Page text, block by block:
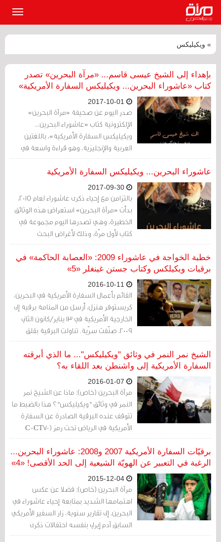
» ويكيليكس
بإهداء إلى الشيخ عيسى قاسم... «مرآة البحرين» تصدر
كتاب «عاشوراء البحرين... ويكيليكس السفارة الأمريكية»
صدر اليوم عن صحيفة «مرآة البحرين»
الإلكترونية كتاب «عاشوراء البحرين...
ويكيليكس السفارة الأمريكية»، باللغتين
العربية والإنجليزية، وهو قراءة واسعة في
محتوى البرقيات الدبلوماسية التي تبادلتها
سفارة واشنطن في المنامة مع الخارجية
الأمريكية عن إحياء ذكرى عاشوراء في البحرين.
عاشوراء البحرين... ويكيليكس السفارة الأمريكية
بالتزامن مع إحياء ذكرى عاشوراء لعام 2015،
بدأت «مرآة البحرين» استعراض هذه الوثائق
الخطيرة، وهي تصدرها اليوم مجموعة في
كتاب لأول مرّة، وذلك لأغراض البحث
والتقصّي، ولفهم وتحليل العمل الدبلوماسي
الأمريكي في هذا السياق، ورؤيتهم لهذه
المناسبة ومجرياتها المختلفة كل عام،
وتعاطي الحكومة البحرينية مع كل ذلك.
خطبة الخواجة في عاشوراء 2009: «العصابة الحاكمة» في
برقيات ويكيلكس وكتاب جستن غينغلر «5»
القائم بأعمال السفارة الأمريكية في البحرين،
كريستوفر هنزل، أرسل من المنامة برقية إلى
الخارجية الأمريكية في 13 يناير/كانون الثاني
2009، صنّفت سرّية. تناولت البرقية بقلق
شديد واحدة من أهم الخطب السياسية في
تاريخ عاشوراء البحرين.
الشيخ نمر النمر في وثائق "ويكيليكس"... ما الذي أبرقته
السفارة الأمريكية إلى واشنطن بعد اللقاء به؟
مرآة البحرين (خاص): ماذا عن الشيخ نمر
النمر في وثائق "ويكيليكس"؟ هذا بالضبط ما
تتوقف عنده البرقية الصادرة عن السفارة
الأمريكية في الرياض تحت رمز (C-CT7-
00989) والمؤرخة في 23 أغسطس/ آب 2008
والتي تتحدث عن لقاء جمع الشيخ النمر مع
شخص اكتفت البرقيّة بوضع اسمه الأوّل
"بولوف" في منطقة القطيف، شرقيّ
السعودية.
برقيّات السفارة الأمريكية 2007 و2008: عاشوراء البحرين...
الرغبة في التعبير عن الهويّة الشيعية إلى الحد الأقصى! «4»
مرآة البحرين (خاص): فضلا عن عكس
اهتمامها الشديد بمتابعة إحياء عاشوراء في
البحرين، إلى تقارير سنوية، زار السفير الأمريكي
السابق آدم إيرلي بنفسه احتفالات ذكرى
عاشوراء في المنامة عام 2008، يصحبه